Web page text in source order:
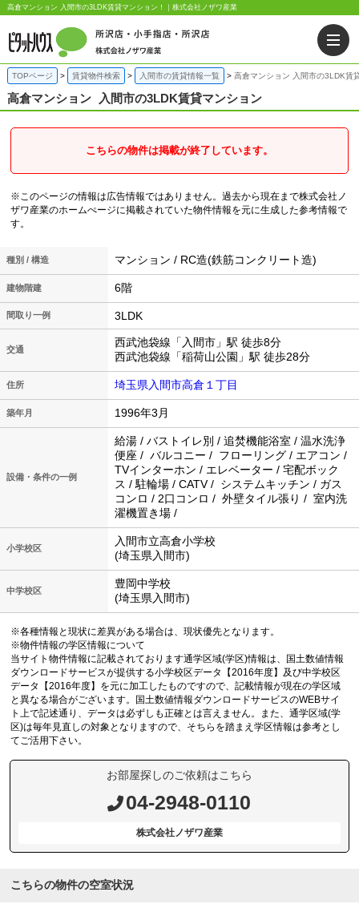
高倉マンション 入間市の3LDK賃貸マンション！｜株式会社ノザワ産業
TOPページ 賃貸物件検索 入間市の賃貸情報一覧 高倉マンション 入間市の3LDK賃
高倉マンション 入間市の3LDK賃貸マンション
こちらの物件は掲載が終了しています。
※このページの情報は広告情報ではありません。過去から現在まで株式会社ノ
ザワ産業のホームぺージに掲載されていた物件情報を元に生成した参考情報で
す。
種別 / 構造 マンション / RC造(鉄筋コンクリート造)
建物階建 6階
間取り一例 3LDK
交通
西武池袋線「入間市」駅 徒歩8分
西武池袋線「稲荷山公園」駅 徒歩28分
住所 埼玉県入間市高倉１丁目
築年月 1996年3月
設備・条件の一例
給湯 / バストイレ別 / 追焚機能浴室 / 温水洗浄
便座 / バルコニー / フローリング / エアコン /
TVインターホン / エレベーター / 宅配ボック
ス / 駐輪場 / CATV / システムキッチン / ガス
コンロ / 2口コンロ / 外壁タイル張り / 室内洗
濯機置き場 /
小学校区
入間市立高倉小学校
(埼玉県入間市)
中学校区
豊岡中学校
(埼玉県入間市)
※各種情報と現状に差異がある場合は、現状優先となります。
※物件情報の学区情報について
当サイト物件情報に記載されております通学区域(学区)情報は、国土数値情報
ダウンロードサービスが提供する小学校区データ【2016年度】及び中学校区
データ【2016年度】を元に加工したものですので、記載情報が現在の学区域
と異なる場合がございます。国土数値情報ダウンロードサービスのWEBサイ
ト上で記述通り、データは必ずしも正確とは言えません。また、通学区域(学
区)は毎年見直しの対象となりますので、そちらを踏まえ学区情報は参考とし
てご活用下さい。
お部屋探しのご依頼はこちら
04-2948-0110
株式会社ノザワ産業
こちらの物件の空室状況